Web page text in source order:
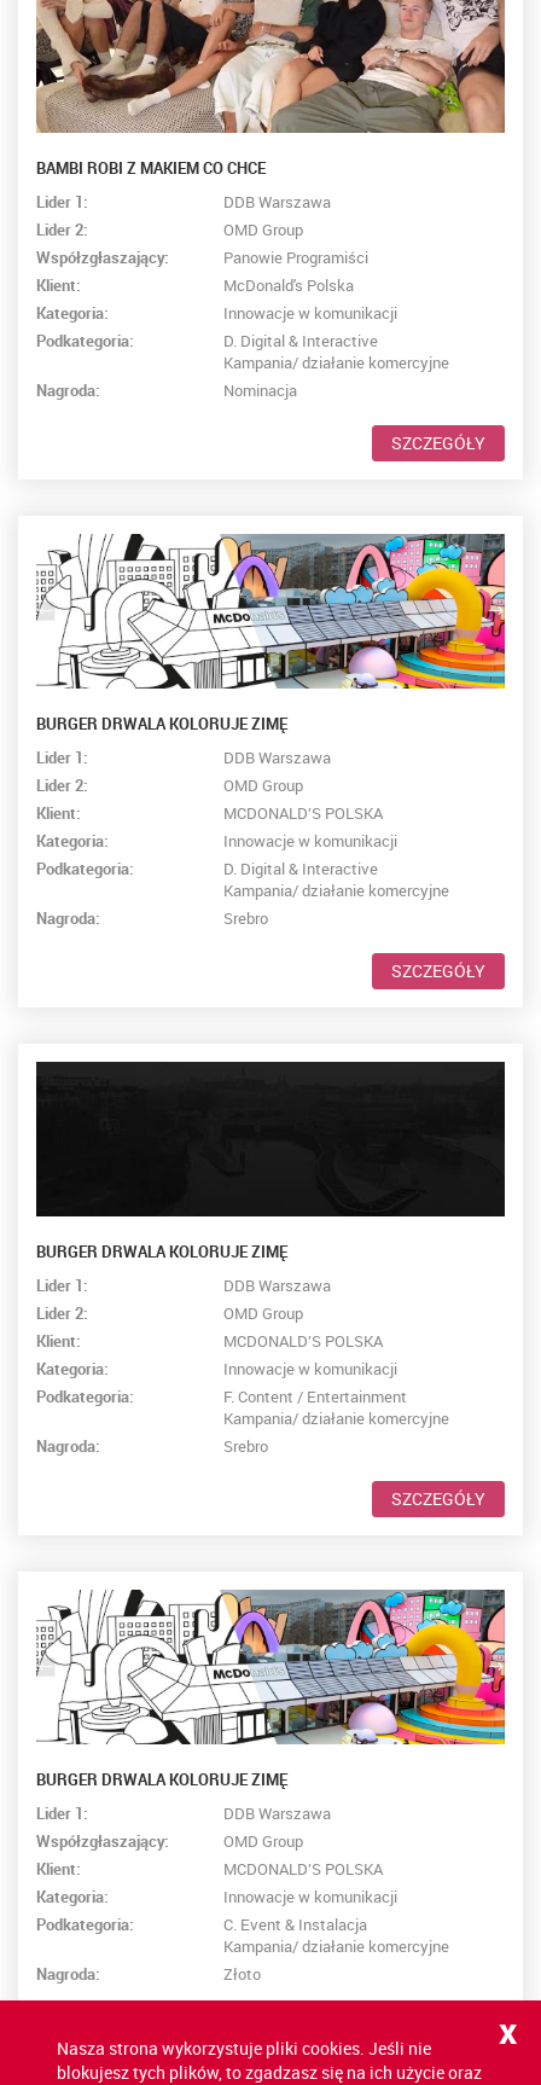
BAMBI ROBI Z MAKIEM CO CHCE
Lider 1:
DDB Warszawa
Lider 2:
OMD Group
Współzgłaszający:
Panowie Programiści
Klient:
McDonald's Polska
Kategoria:
Innowacje w komunikacji
Podkategoria:
D. Digital & Interactive
Kampania/ działanie komercyjne
Nagroda:
Nominacja
SZCZEGÓŁY
BURGER DRWALA KOLORUJE ZIMĘ
Lider 1:
DDB Warszawa
Lider 2:
OMD Group
Klient:
MCDONALD’S POLSKA
Kategoria:
Innowacje w komunikacji
Podkategoria:
D. Digital & Interactive
Kampania/ działanie komercyjne
Nagroda:
Srebro
SZCZEGÓŁY
BURGER DRWALA KOLORUJE ZIMĘ
Lider 1:
DDB Warszawa
Lider 2:
OMD Group
Klient:
MCDONALD’S POLSKA
Kategoria:
Innowacje w komunikacji
Podkategoria:
F. Content / Entertainment
Kampania/ działanie komercyjne
Nagroda:
Srebro
SZCZEGÓŁY
BURGER DRWALA KOLORUJE ZIMĘ
Lider 1:
DDB Warszawa
Współzgłaszający:
OMD Group
Klient:
MCDONALD’S POLSKA
Kategoria:
Innowacje w komunikacji
Podkategoria:
C. Event & Instalacja
Kampania/ działanie komercyjne
Nagroda:
Złoto
x
Nasza strona wykorzystuje pliki cookies. Jeśli nie
blokujesz tych plików, to zgadzasz się na ich użycie oraz